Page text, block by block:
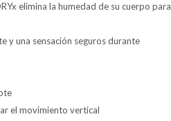
elimina la humedad de su cuerpo para
y una sensación seguros durante
el movimiento vertical